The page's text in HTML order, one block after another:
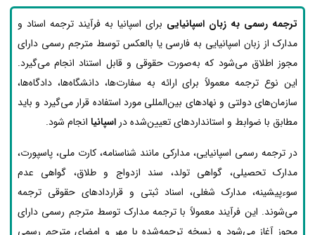
ترجمه رسمی به زبان اسپانیایی برای اسپانیا به فرآیند ترجمه اسناد و
مدارک از زبان اسپانیایی به فارسی یا بالعکس توسط مترجم رسمی دارای
مجوز اطلاق می‌شود که به‌صورت حقوقی و قابل استناد انجام می‌گیرد.
این نوع ترجمه معمولاً برای ارائه به سفارت‌ها، دانشگاه‌ها، دادگاه‌ها،
سازمان‌های دولتی و نهادهای بین‌المللی مورد استفاده قرار می‌گیرد و باید
مطابق با ضوابط و استانداردهای تعیین‌شده در اسپانیا انجام شود.
در ترجمه رسمی اسپانیایی، مدارکی مانند شناسنامه، کارت ملی، پاسپورت،
مدارک تحصیلی، گواهی تولد، سند ازدواج و طلاق، گواهی عدم
سوءپیشینه، مدارک شغلی، اسناد ثبتی و قراردادهای حقوقی ترجمه
می‌شوند. این فرآیند معمولاً با ترجمه مدارک توسط مترجم رسمی دارای
مجوز آغاز می‌شود و نسخه ترجمه‌شده با مهر و امضای مترجم رسمی